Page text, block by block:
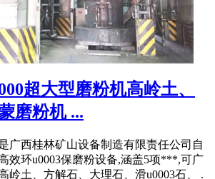
超大型磨粉机高岭土、
磨粉机 ...
广西桂林矿山设备制造有限责任公司自
效环u0003保磨粉设备,涵盖5项***,可广
岭土、方解石、大理石、滑u0003石、 .